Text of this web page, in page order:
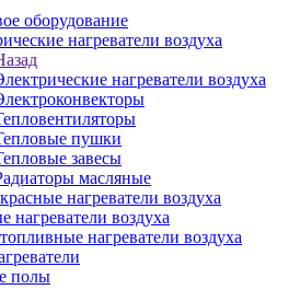
оборудование
нагреватели воздуха
нагреватели воздуха
пушки
завесы
масляные
нагреватели воздуха
нагреватели воздуха
нагреватели воздуха
полы